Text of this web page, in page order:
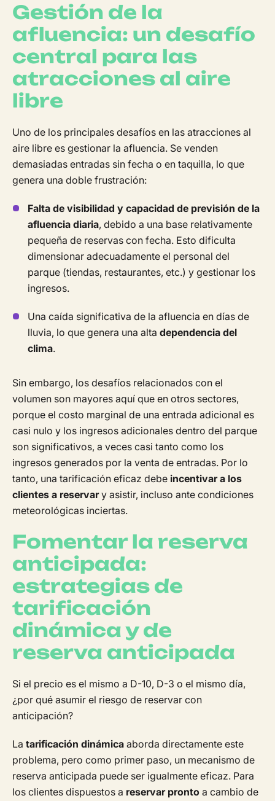
Gestión de la
afluencia: un desafío
central para las
atracciones al aire
libre
Uno de los principales desafíos en las atracciones al
aire libre es gestionar la afluencia. Se venden
demasiadas entradas sin fecha o en taquilla, lo que
genera una doble frustración:
Falta de visibilidad y capacidad de previsión de la
afluencia diaria, debido a una base relativamente
pequeña de reservas con fecha. Esto dificulta
dimensionar adecuadamente el personal del
parque (tiendas, restaurantes, etc.) y gestionar los
ingresos.
Una caída significativa de la afluencia en días de
lluvia, lo que genera una alta dependencia del
clima.
Sin embargo, los desafíos relacionados con el
volumen son mayores aquí que en otros sectores,
porque el costo marginal de una entrada adicional es
casi nulo y los ingresos adicionales dentro del parque
son significativos, a veces casi tanto como los
ingresos generados por la venta de entradas. Por lo
tanto, una tarificación eficaz debe incentivar a los
clientes a reservary asistir, incluso ante condiciones
meteorológicas inciertas.
Fomentar la reserva
anticipada:
estrategias de
tarificación
dinámica y de
reserva anticipada
Si el precio es el mismo a D-10, D-3 o el mismo día,
¿por qué asumir el riesgo de reservar con
anticipación?
La tarificación dinámica aborda directamente este
problema, pero como primer paso, un mecanismo de
reserva anticipada puede ser igualmente eficaz. Para
los clientes dispuestos a reservar pronto a cambio de